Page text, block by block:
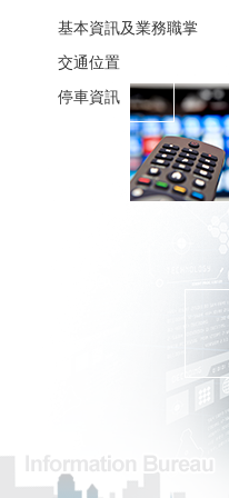
基本資訊及業務職掌
交通位置
停車資訊